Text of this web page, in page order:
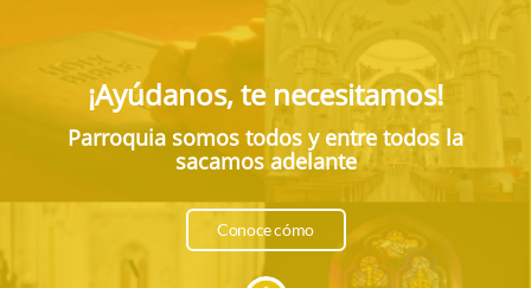
¡Ayúdanos, te necesitamos!
Parroquia somos todos y entre todos la
sacamos adelante
Conoce cómo